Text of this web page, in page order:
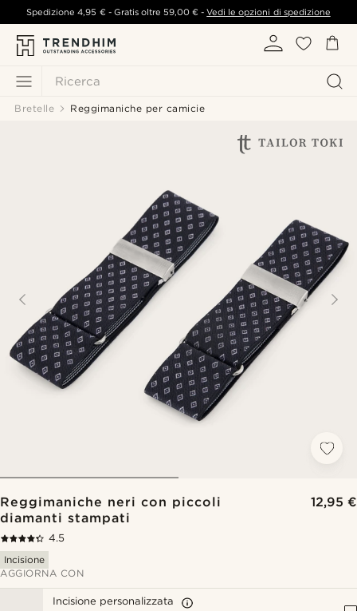
Ricerca
Spedizione4,95 €- Gratis oltre 59,00 € -Vedi le opzioni di spedizione
Bretelle Reggimaniche per camicie
Reggimaniche neri con piccoli
diamanti stampati
12,95 €
4.5
Incisione
AGGIORNA CON
Incisione personalizzata